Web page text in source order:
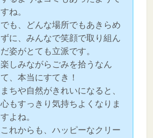
すね。
でも、どんな場所でもあきらめ
ずに、みんなで笑顔で取り組ん
だ姿がとても立派です。
楽しみながらごみを拾うなん
て、本当にすてき！
まちや自然がきれいになると、
心もすっきり気持ちよくなりま
すよね。
これからも、ハッピーなクリー